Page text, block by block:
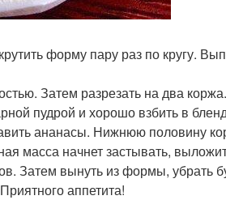
форму пару раз по кругу.
Затем разрезать на два коржа.
пудрой и хорошо взбить в
ананасы. Нижнюю половину
масса начнет застывать,
Затем вынуть из формы, убрать
аппетита!